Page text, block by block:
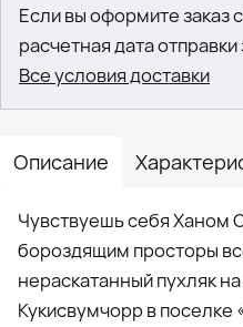
Описание
Чувствуешь себя Ханом
бороздящим просторы
нераскатанный пухляк
Кукисвумчорр в
Если вы оформите заказ
расчетная дата
Все условия доставки